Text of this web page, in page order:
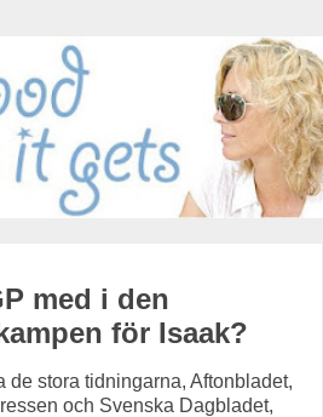
med i den
för Isaak?
de stora tidningarna, Aftonbladet,
och Svenska Dagbladet,